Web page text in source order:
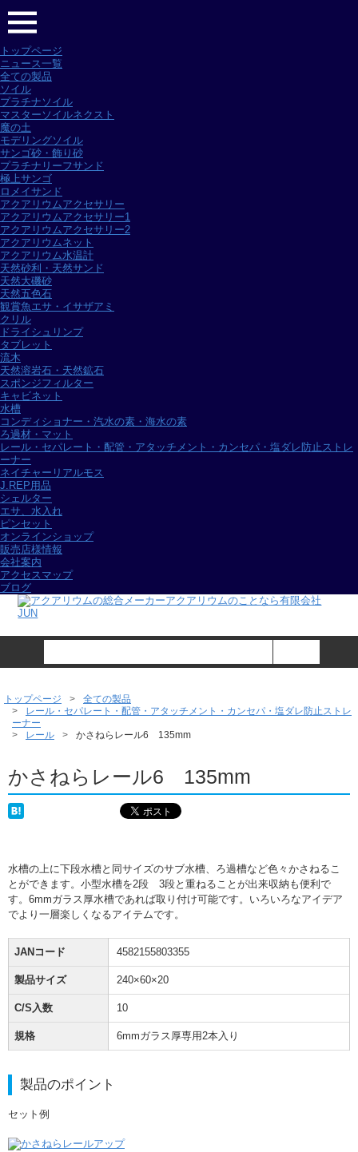
トップページ
ニュース一覧
全ての製品
ソイル
プラチナソイル
マスターソイルネクスト
魔の土
モデリングソイル
サンゴ砂・飾り砂
プラチナリーフサンド
極上サンゴ
ロメイサンド
アクアリウムアクセサリー
アクアリウムアクセサリー1
アクアリウムアクセサリー2
アクアリウムネット
アクアリウム水温計
天然砂利・天然サンド
天然大磯砂
天然五色石
観賞魚エサ・イサザアミ
クリル
ドライシュリンプ
タブレット
流木
天然溶岩石・天然鉱石
スポンジフィルター
キャビネット
水槽
コンディショナー・汽水の素・海水の素
ろ過材・マット
レール・セパレート・配管・アタッチメント・カンセパ・塩ダレ防止ストレ
ーナー
ネイチャーリアルモス
J.REP用品
シェルター
エサ、水入れ
ピンセット
オンラインショップ
販売店様情報
会社案内
アクセスマップ
ブログ
トップページ
全ての製品
レール・セパレート・配管・アタッチメント・カンセパ・塩ダレ防止ストレ
ーナー
レール
かさねらレール6 135mm
かさねらレール6 135mm
水槽の上に下段水槽と同サイズのサブ水槽、ろ過槽など色々かさねるこ
とができます。小型水槽を2段 3段と重ねることが出来収納も便利で
す。6mmガラス厚水槽であれば取り付け可能です。いろいろなアイデア
でより一層楽しくなるアイテムです。
JANコード 4582155803355
製品サイズ 240×60×20
C/S入数 10
規格 6mmガラス厚専用2本入り
製品のポイント
セット例